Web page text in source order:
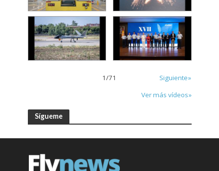
1/71
Siguiente»
Ver más vídeos»
Sígueme